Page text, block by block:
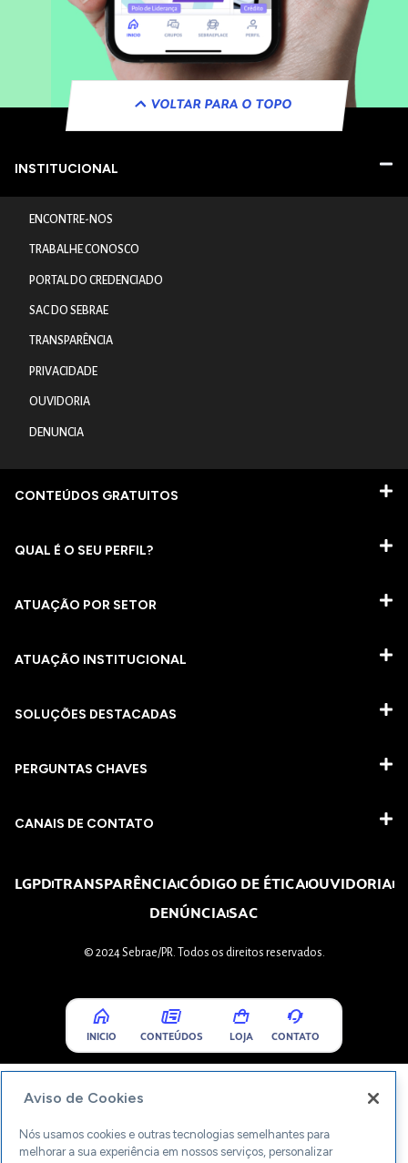
VOLTAR PARA O TOPO
INSTITUCIONAL
ENCONTRE-NOS
TRABALHE CONOSCO
PORTAL DO CREDENCIADO
SAC DO SEBRAE
TRANSPARÊNCIA
PRIVACIDADE
OUVIDORIA
DENUNCIA
CONTEÚDOS GRATUITOS
QUAL É O SEU PERFIL?
ATUAÇÃO POR SETOR
ATUAÇÃO INSTITUCIONAL
SOLUÇÕES DESTACADAS
PERGUNTAS CHAVES​
CANAIS DE CONTATO
LGPDTRANSPARÊNCIACÓDIGO DE ÉTICAOUVIDORIA
DENÚNCIASAC
© 2024 Sebrae/PR. Todos os direitos reservados.
INICIO CONTEÚDOS LOJA CONTATO
Aviso de Cookies
Nós usamos cookies e outras tecnologias semelhantes para
melhorar a sua experiência em nossos serviços, personalizar